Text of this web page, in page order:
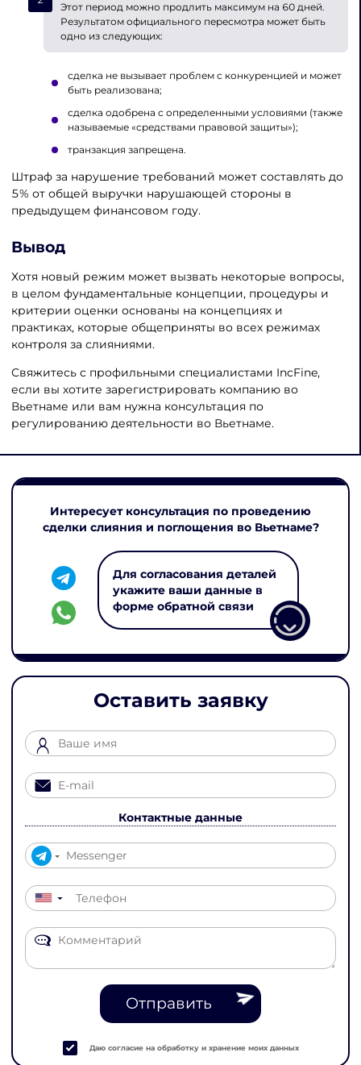
Этот период можно продлить максимум на 60 дней.
Результатом официального пересмотра может быть
одно из следующих:
сделка не вызывает проблем с конкуренцией и может
быть реализована;
сделка одобрена с определенными условиями (также
называемые «средствами правовой защиты»);
транзакция запрещена.
Штраф за нарушение требований может составлять до
5% от общей выручки нарушающей стороны в
предыдущем финансовом году.
Вывод
Хотя новый режим может вызвать некоторые вопросы,
в целом фундаментальные концепции, процедуры и
критерии оценки основаны на концепциях и
практиках, которые общеприняты во всех режимах
контроля за слияниями.
Свяжитесь с профильными специалистами IncFine,
если вы хотите зарегистрировать компанию во
Вьетнаме или вам нужна консультация по
регулированию деятельности во Вьетнаме.
Интересует консультация по проведению
сделки слияния и поглощения во Вьетнаме?
Для согласования деталей
укажите ваши данные в
форме обратной связи
Оставить заявку
Контактные данные
▼
Отправить
Даю согласие на обработку и хранение моих данных